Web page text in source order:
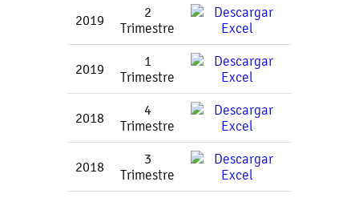
2019
2
Trimestre
2019
1
Trimestre
2018
4
Trimestre
2018
3
Trimestre